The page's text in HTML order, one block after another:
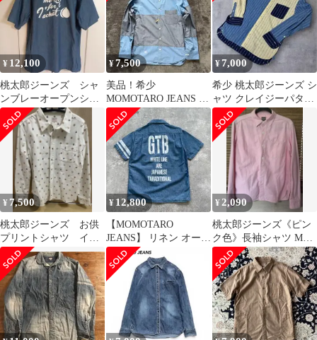
¥ 12,100
桃太郎ジーンズ シャ
ンブレーオープンシャ
ツ 44 日本製
¥7,500
美品！希少
MOMOTARO JEANS 桃
太郎ジーンズ 出陣レー
ベル
¥7,000
希少 桃太郎ジーンズ シ
ャツ クレイジーパター
ン 切替 ストライプ 長
袖シャツ
¥ 7,500
桃太郎ジーンズ お供
プリントシャツ イヌ
サルキジ 38長袖
¥ 12,800
【MOMOTARO
JEANS】 リネン オープ
ンカラーシャツ 出陣 半
袖シャツ
¥ 2,090
桃太郎ジーンズ《ピン
ク色》長袖シャツ Mサ
イズ サイドスリット